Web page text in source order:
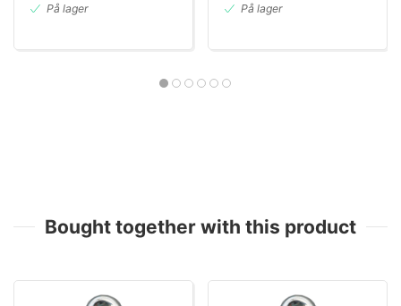
På lager På lager
Bought together with this product